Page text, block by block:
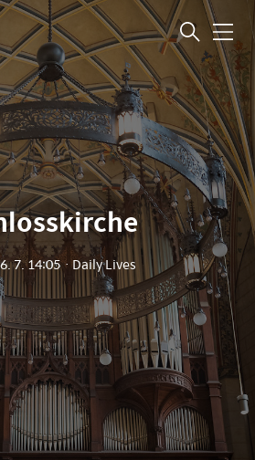
메
뉴
7. 14:05ㆍDaily Lives